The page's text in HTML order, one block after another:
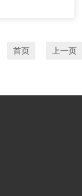
首页 上一页